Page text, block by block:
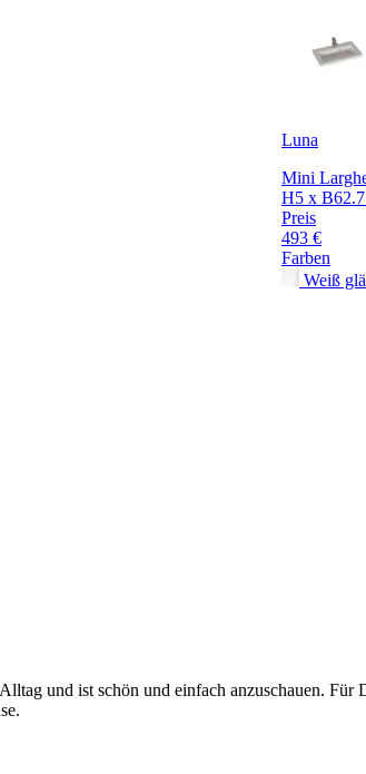
Luna
Mini
H5 x
Preis
493 €
Farben
Weiß
und ist schön und einfach anzuschauen. Für